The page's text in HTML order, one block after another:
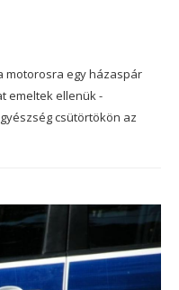
motorosra egy házaspár
emeltek ellenük -
csütörtökön az